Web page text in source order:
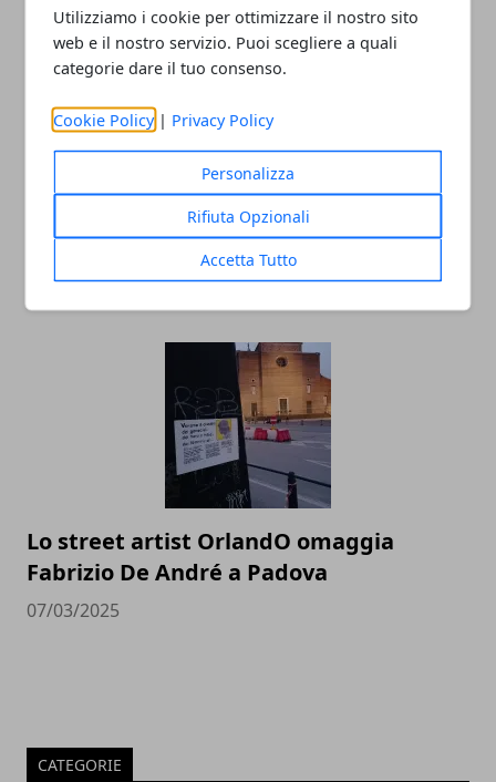
Utilizziamo i cookie per ottimizzare il nostro sito
web e il nostro servizio. Puoi scegliere a quali
categorie dare il tuo consenso.
Cookie Policy | Privacy Policy
Personalizza
Rifiuta Opzionali
Accetta Tutto
Cosa aspettarsi da un’agenzia hostess
12/07/2025
Lo street artist OrlandO omaggia
Fabrizio De André a Padova
07/03/2025
CATEGORIE